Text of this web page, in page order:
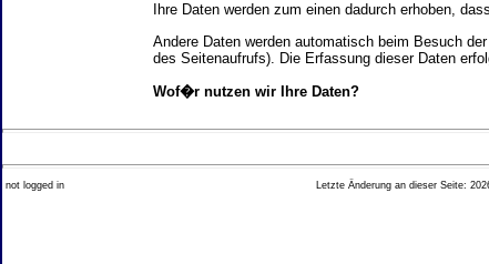
Ihre Daten werden zum einen dadurch erhoben,
Andere Daten werden automatisch beim Besuch
des Seitenaufrufs). Die Erfassung dieser Daten
Wof�r nutzen wir Ihre Daten?
Ein Teil der Daten wird erhoben, um eine
Welche Rechte haben Sie bez�glich Ihrer
Sie haben jederzeit das Recht unentgeltlich
not logged in Letzte Änderung an dieser Seite: